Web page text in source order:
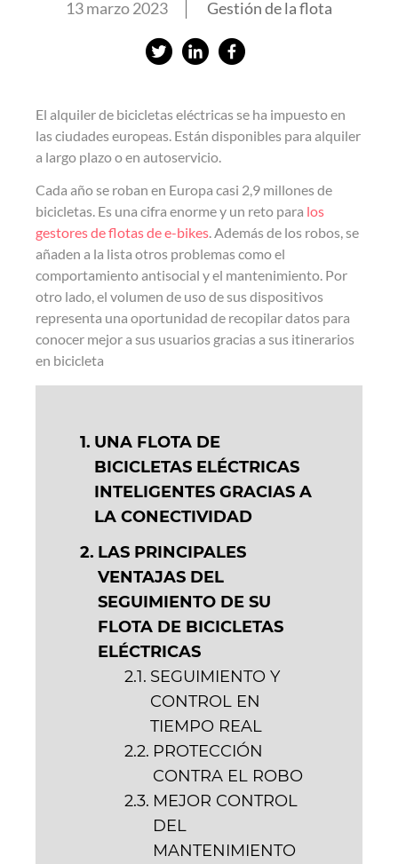
13 marzo 2023 Gestión de la flota
S
r
e
o
n
t
w
i
t
t
S
a
r
e
o
n
L
i
n
k
e
S
a
r
o
n
f
a
c
e
b
El alquiler de bicicletas eléctricas se ha impuesto en
las ciudades europeas. Están disponibles para alquiler
a largo plazo o en autoservicio.
Cada año se roban en Europa casi 2,9 millones de
bicicletas. Es una cifra enorme y un reto para los
gestores de flotas de e-bikes . Además de los robos, se
añaden a la lista otros problemas como el
comportamiento antisocial y el mantenimiento. Por
otro lado, el volumen de uso de sus dispositivos
representa una oportunidad de recopilar datos para
conocer mejor a sus usuarios gracias a sus itinerarios
en bicicleta
UNA FLOTA DE
BICICLETAS ELÉCTRICAS
INTELIGENTES GRACIAS A
LA CONECTIVIDAD
LAS PRINCIPALES
VENTAJAS DEL
SEGUIMIENTO DE SU
FLOTA DE BICICLETAS
ELÉCTRICAS
SEGUIMIENTO Y
CONTROL EN
TIEMPO REAL
PROTECCIÓN
CONTRA EL ROBO
MEJOR CONTROL
DEL
MANTENIMIENTO